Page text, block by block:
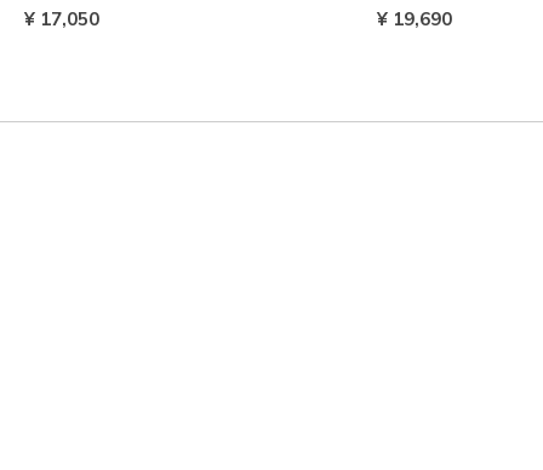
¥ 17,050 ¥ 19,690